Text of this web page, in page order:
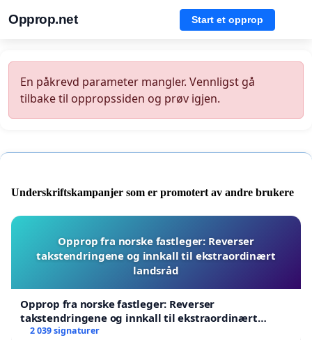
Opprop.net Start et opprop
En påkrevd parameter mangler. Vennligst gå
tilbake til oppropssiden og prøv igjen.
Underskriftskampanjer som er promotert av andre brukere
Opprop fra norske fastleger: Reverser
takstendringene og innkall til ekstraordinært
landsråd
Opprop fra norske fastleger: Reverser
takstendringene og innkall til ekstraordinært
landsråd
2 039 signaturer